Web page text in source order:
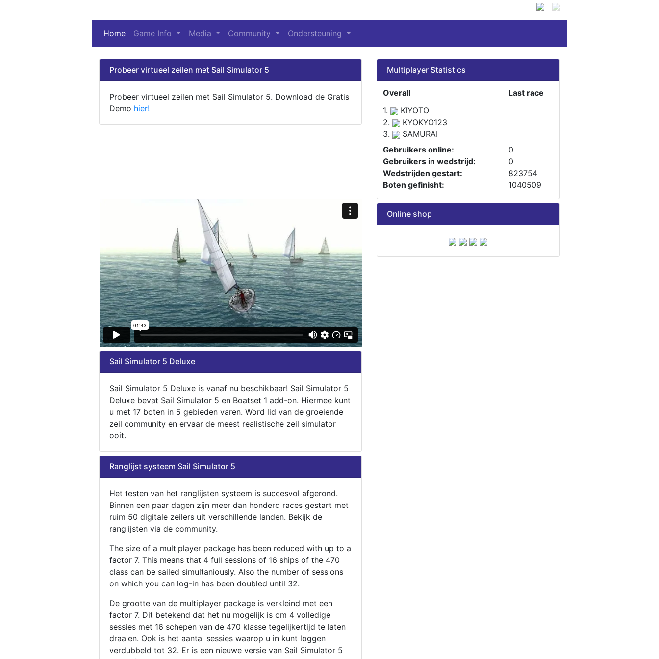
Home (current)
Game Info Media Community Ondersteuning
Probeer virtueel zeilen met Sail Simulator 5
Probeer virtueel zeilen met Sail Simulator 5. Download de Gratis
Demo hier!
Multiplayer Statistics
Overall
Last race
1.
KIYOTO
2.
KYOKYO123
3.
SAMURAI
Gebruikers online:
0
Gebruikers in wedstrijd:
0
Wedstrijden gestart:
823754
Boten gefinisht:
1040509
Sail Simulator 5 Deluxe
Sail Simulator 5 Deluxe is vanaf nu beschikbaar! Sail Simulator 5
Deluxe bevat Sail Simulator 5 en Boatset 1 add-on. Hiermee kunt
u met 17 boten in 5 gebieden varen. Word lid van de groeiende
zeil community en ervaar de meest realistische zeil simulator
ooit.
Ranglijst systeem Sail Simulator 5
Het testen van het ranglijsten systeem is succesvol afgerond.
Binnen een paar dagen zijn meer dan honderd races gestart met
ruim 50 digitale zeilers uit verschillende landen. Bekijk de
ranglijsten via de community.
The size of a multiplayer package has been reduced with up to a
factor 7. This means that 4 full sessions of 16 ships of the 470
class can be sailed simultaniously. Also the number of sessions
on which you can log-in has been doubled until 32.
De grootte van de multiplayer package is verkleind met een
factor 7. Dit betekend dat het nu mogelijk is om 4 volledige
sessies met 16 schepen van de 470 klasse tegelijkertijd te laten
draaien. Ook is het aantal sessies waarop u in kunt loggen
verdubbeld tot 32. Er is een nieuwe versie van Sail Simulator 5
Online shop